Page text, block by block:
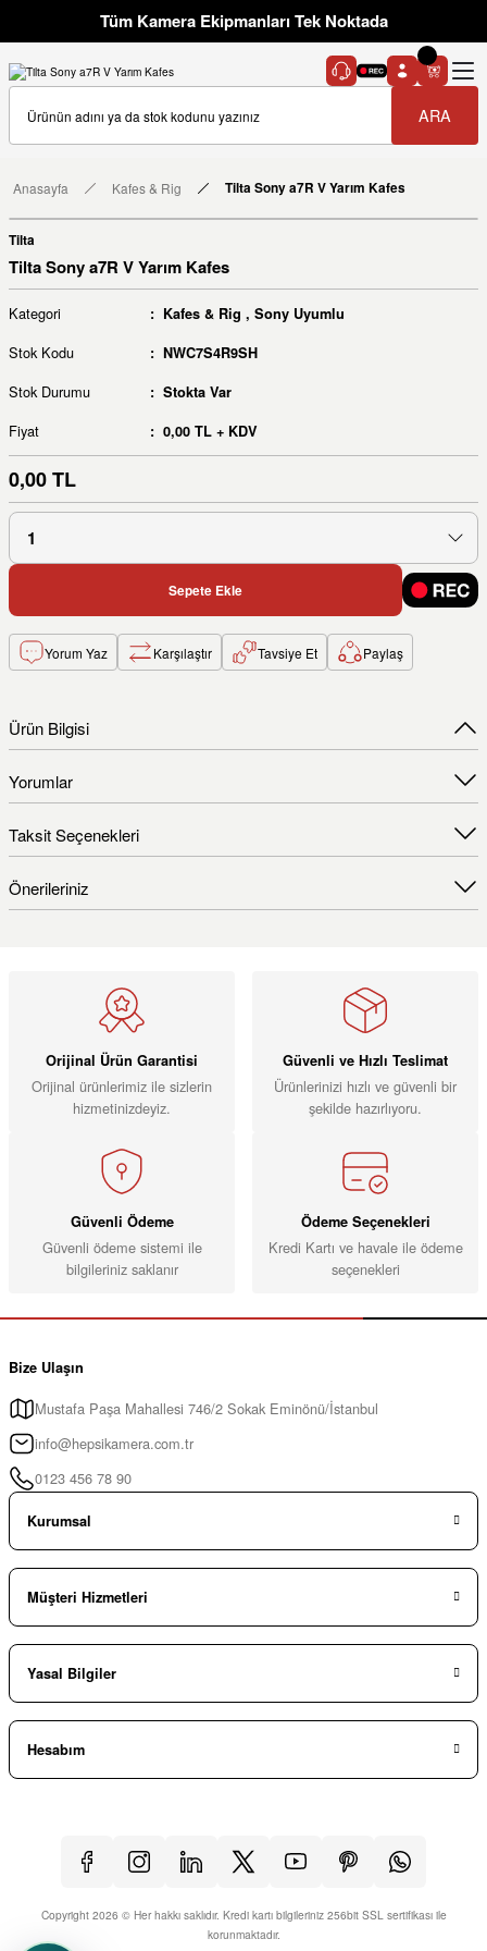
Tüm Kamera Ekipmanları Tek Noktada
ARA
Anasayfa Kafes & Rig Tilta Sony a7R V Yarım Kafes
Tilta
Tilta Sony a7R V Yarım Kafes
Kategori Kafes & Rig , Sony Uyumlu
Stok Kodu NWC7S4R9SH
Stok Durumu Stokta Var
Fiyat 0,00 TL + KDV
0,00 TL
Sepete Ekle
Yorum Yaz Karşılaştır Tavsiye Et Paylaş
Ürün Bilgisi
Yorumlar
Taksit Seçenekleri
Önerileriniz
Orijinal Ürün Garantisi
Orijinal ürünlerimiz ile sizlerin
hizmetinizdeyiz.
Güvenli ve Hızlı Teslimat
Ürünlerinizi hızlı ve güvenli bir
şekilde hazırlıyoru.
Güvenli Ödeme
Güvenli ödeme sistemi ile
bilgileriniz saklanır
Ödeme Seçenekleri
Kredi Kartı ve havale ile ödeme
seçenekleri
Bize Ulaşın
Mustafa Paşa Mahallesi 746/2 Sokak Eminönü/İstanbul
info@hepsikamera.com.tr
0123 456 78 90
Kurumsal
Müşteri Hizmetleri
Yasal Bilgiler
Hesabım
Copyright 2026 © Her hakkı saklıdır. Kredi kartı bilgileriniz 256bit SSL sertifikası ile
korunmaktadır.